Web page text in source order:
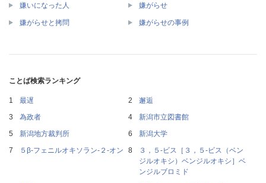
嫌いになった人 嫌がらせ
嫌がらせと拷問 嫌がらせの事例
ことば検索ランキング
最遅
邂逅
為政者
新潟市立図書館
新潟地方裁判所
新潟大学
５β‐フェニルオキソラン‐２‐オン
３，５‐ビス［３，５‐ビス（ベン
ジルオキシ）ベンジルオキシ］ベ
ンジルブロミド